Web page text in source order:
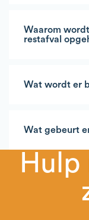
Waarom
restafval
Wat wordt er
Afkeur-PMD
Wat gebeurt